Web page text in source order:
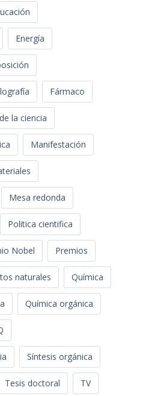
Energía
Fármaco
la ciencia
Manifestación
Mesa redonda
Politica cientifica
Nobel Premios
naturales Química
Química orgánica
Síntesis orgánica
Tesis doctoral TV